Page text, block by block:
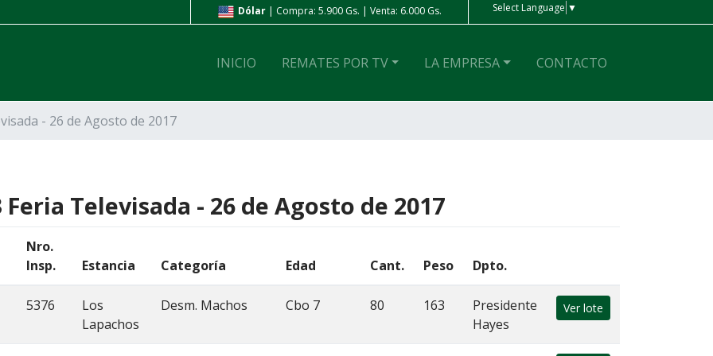
Dólar| Compra: 5.900 Gs. | Venta: 6.000 Gs. Peso Ar | Compra: 4 Gs. | Venta: 4 Gs.
Select Language ▼
INICIO REMATES POR TV LA EMPRESA CONTACTO
- 26 de Agosto de 2017
Feria Televisada - 26 de Agosto de 2017
Nro.
Insp.
Estancia Categoría Edad Cant. Peso Dpto.
5376
Los
Lapachos
Desm. Machos Cbo 7 80 163
Presidente
Hayes
Ver lote